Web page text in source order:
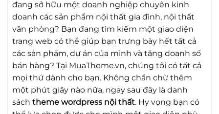
đang sở hữu một doanh nghiệp chuyên kinh
doanh các sản phẩm nội thất gia đình, nội thất
văn phòng? Bạn đang tìm kiếm một giao diện
trang web có thể giúp bạn trưng bày hết tất cả
các sản phẩm, dự án của mình và tăng doanh số
bán hàng? Tại MuaTheme.vn, chúng tôi có tất cả
mọi thứ dành cho bạn. Không chần chừ thêm
một phút giây nào nữa, ngay sau đây là danh
sách theme wordpress nội thất. Hy vọng bạn có